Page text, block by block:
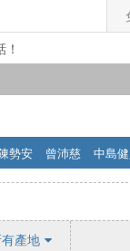
勢安 曾沛慈
中島
產地